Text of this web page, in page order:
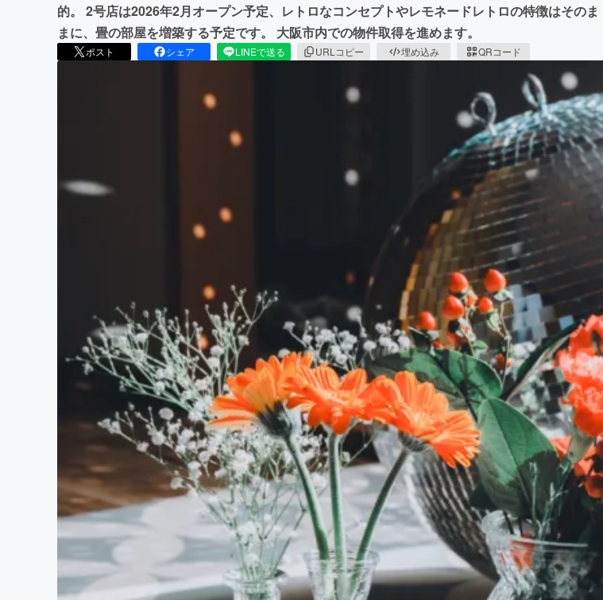
的。 2号店は2026年2月オープン予定、レトロなコンセプトやレモネードレトロの特徴はそのま
まに、畳の部屋を増築する予定です。 大阪市内での物件取得を進めます。
ポスト シェア LINEで送る URLコピー 埋め込み QRコード